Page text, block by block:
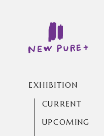
EXHIBITION
CURRENT
UPCOMING